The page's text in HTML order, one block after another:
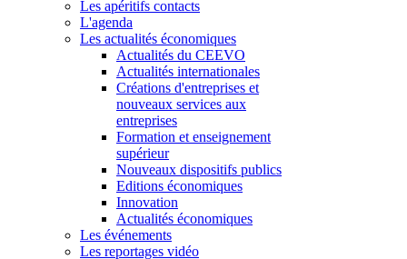
Les apéritifs contacts
L'agenda
Les actualités économiques
Actualités du CEEVO
Actualités internationales
Créations d'entreprises et
nouveaux services aux
entreprises
Formation et enseignement
supérieur
Nouveaux dispositifs publics
Editions économiques
Innovation
Actualités économiques
Les événements
Les reportages vidéo